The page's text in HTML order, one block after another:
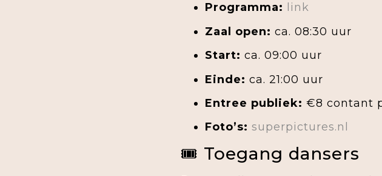
Programma: link
Zaal open: ca. 08:30 uur
Start: ca. 09:00 uur
Einde: ca. 21:00 uur
Entree publiek: €8 contant
Foto’s: superpictures.nl
🎟 Toegang dansers